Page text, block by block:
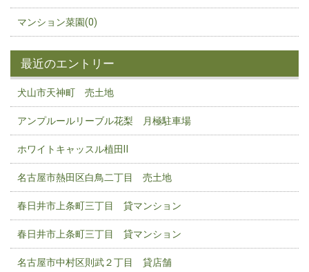
マンション菜園(0)
最近のエントリー
犬山市天神町 売土地
アンプルールリーブル花梨 月極駐車場
ホワイトキャッスル植田Ⅱ
名古屋市熱田区白鳥二丁目 売土地
春日井市上条町三丁目 貸マンション
春日井市上条町三丁目 貸マンション
名古屋市中村区則武２丁目 貸店舗